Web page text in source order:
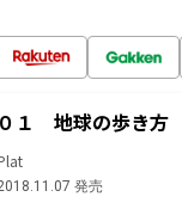
０１ 地球の歩き
発売